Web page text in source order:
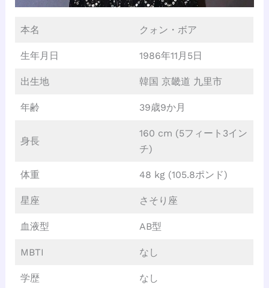
本名 クォン・ボア
生年月日 1986年11月5日
出生地 韓国 京畿道 九里市
年齢 39歳9か月
身長
160 cm (5フィート3イン
チ)
体重 48 kg (105.8ポンド)
星座 さそり座
血液型 AB型
MBTI なし
学歴 なし